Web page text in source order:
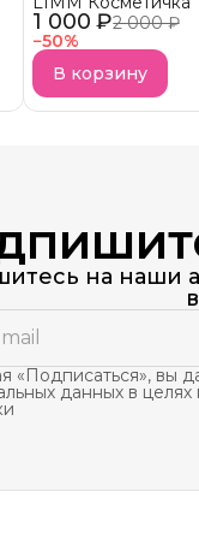
1 000 ₽2 000 ₽
−50%
В корзину
на наши
«Подписаться», вы
данных в